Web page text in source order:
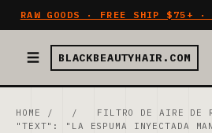
RAW GOODS · FREE SHIP $75+ ·
BLACKBEAUTYHAIR.COM
HOME / /
FILTRO DE AIRE DE
"TEXT": "LA ESPUMA INYECTADA